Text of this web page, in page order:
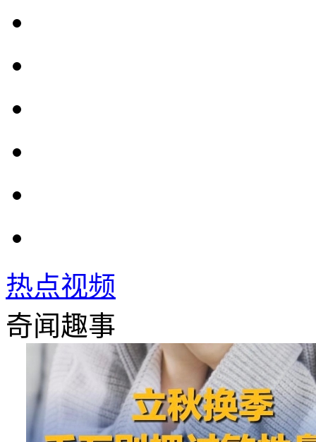
热点视频
奇闻趣事